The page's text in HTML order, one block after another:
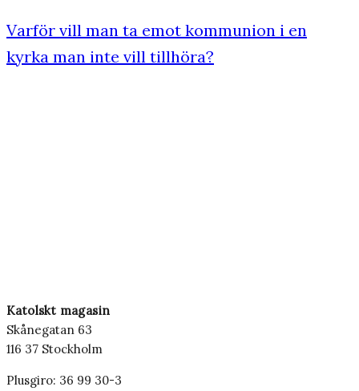
Varför vill man ta emot kommunion i en
kyrka man inte vill tillhöra?
Katolskt magasin
Skånegatan 63
116 37 Stockholm
Plusgiro: 36 99 30-3